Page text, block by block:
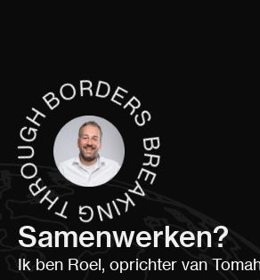
Samenwerken?
Ik ben Roel, oprichter van